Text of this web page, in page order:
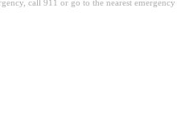
call 911 or go to the nearest emergency